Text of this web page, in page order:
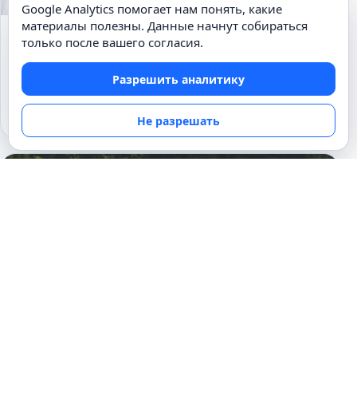
ВСЁ О ЧЕЛОВЕКЕ
Головная боль. Когда стоит
беспокоиться?
21.04.2021
Google Analytics помогает нам понять, какие
материалы полезны. Данные начнут собираться
только после вашего согласия.
Разрешить аналитику
Не разрешать